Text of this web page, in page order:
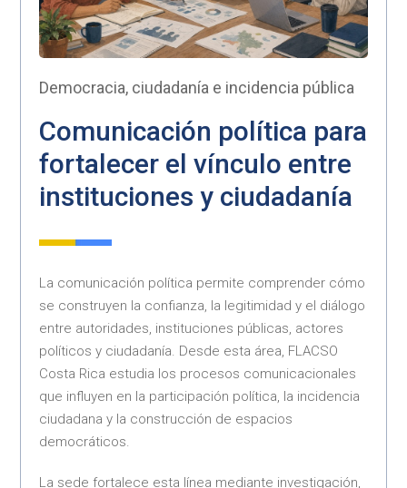
Democracia, ciudadanía e incidencia pública
Comunicación política para
fortalecer el vínculo entre
instituciones y ciudadanía
La comunicación política permite comprender cómo
se construyen la confianza, la legitimidad y el diálogo
entre autoridades, instituciones públicas, actores
políticos y ciudadanía. Desde esta área, FLACSO
Costa Rica estudia los procesos comunicacionales
que influyen en la participación política, la incidencia
ciudadana y la construcción de espacios
democráticos.
La sede fortalece esta línea mediante investigación,